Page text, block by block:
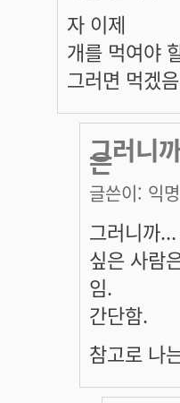
자 이제
개를 먹여야
그러면 먹겠
그러니
은
글쓴이: 익
그러니까
싶은 사람
임.
간단함.
참고로 나